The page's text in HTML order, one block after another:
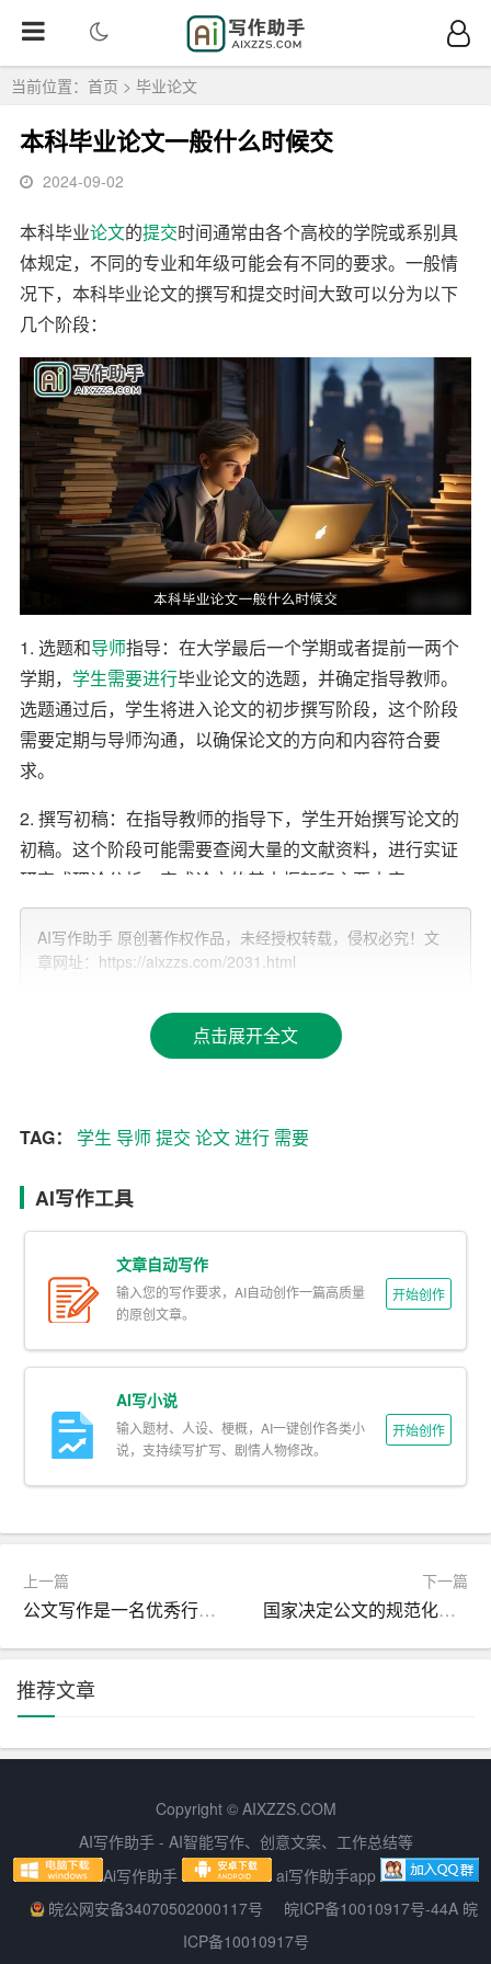
当前位置： 首页 > 毕业论文
本科毕业论文一般什么时候交
2024-09-02
本科毕业论文的提交时间通常由各个高校的学院或系别具
体规定，不同的专业和年级可能会有不同的要求。一般情
况下，本科毕业论文的撰写和提交时间大致可以分为以下
几个阶段：
1. 选题和导师指导：在大学最后一个学期或者提前一两个
学期， 学生需要进行毕业论文的选题，并确定指导教师。
选题通过后，学生将进入论文的初步撰写阶段，这个阶段
需要定期与导师沟通，以确保论文的方向和内容符合要
求。
2. 撰写初稿：在指导教师的指导下，学生开始撰写论文的
初稿。这个阶段可能需要查阅大量的文献资料，进行实证
研究或理论分析，完成论文的基本框架和主要内容。
3. 修改和完善：初稿完成后，学生需要根据导师和同学的
建议进行修改和完善。这个阶段可能需要几轮的修改，直
4. 论文查重和定稿：在提交论文之前，大多数高校都会要
改，形成定稿。
定，通常在毕业前夕，比如5月底或6月初。学生需要按照
学校的要求提交纸质版和电子版论文，并办理相关的毕业
需要注意的是，具体的提交时间和流程学生需要关注所在
高校的官方通知或者咨询所在学院的教务办公室。同时，
可能会有所调整，因此，保持与学校的沟通是非常重要
AI写作助手 原创著作权作品，未经授权转载，侵权必究！文
章网址：https://aixzzs.com/2031.html
点击展开全文
TAG： 学生 导师提交 论文进行 需要
AI写作工具
文章自动写作
输入您的写作要求，AI自动创作一篇高质量
的原创文章。
开始创作
AI写小说
输入题材、人设、梗概，AI一键创作各类小
说，支持续写扩写、剧情人物修改。
开始创作
上一篇
公文写作是一名优秀行政人员的必备技能
下一篇
国家决定公文的规范化管理
推荐文章
Copyright © AIXZZS.COM
AI写作助手 - AI智能写作、创意文案、工作总结等
Ai写作助手
ai写作助手app
皖公网安备34070502000117号
皖ICP备10010917号-44A 皖
ICP备10010917号